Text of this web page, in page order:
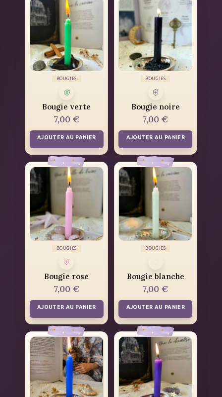
BOUGIES
Bougie verte
7,00 €
AJOUTER AU PANIER
BOUGIES
Bougie noire
7,00€
AJOUTER AU PANIER
BOUGIES
Bougie rose
7,00 €
AJOUTER AU PANIER
BOUGIES
Bougie blanche
7,00€
AJOUTER AU PANIER